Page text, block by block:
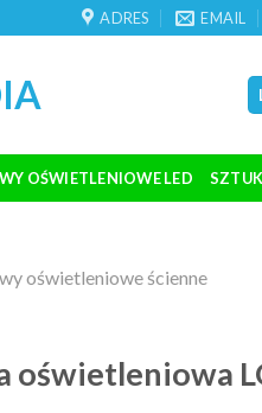
ADRES EMAIL
OŚWIETLENIOWE LED
oświetleniowe ścienne
oświetleniowa